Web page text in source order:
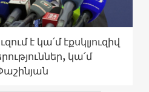
է կա՛մ էքսկլյուզիվ
կա՛մ